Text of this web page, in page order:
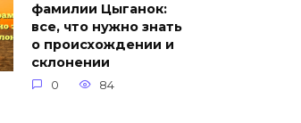
фамилии Цыганок:
все, что нужно знать
о происхождении и
склонении
0 84